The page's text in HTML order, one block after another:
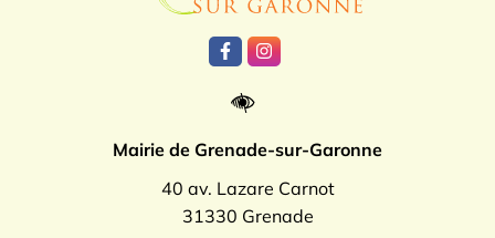
Lien vers le compte Facebook
Lien vers le compte
Mairie de Grenade-sur-Garonne
40 av. Lazare Carnot
31330 Grenade